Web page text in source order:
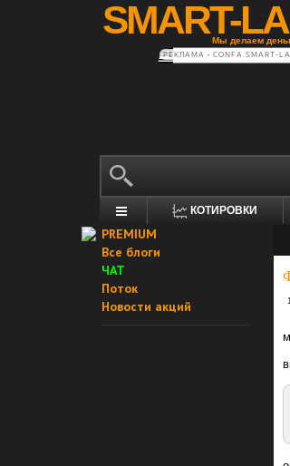
SMART-
Мы делаем
РЕКЛАМА • CONFA.SMART-
КОТИРОВКИ
PREMIUM
Все блоги
ЧАТ
Поток
Новости акций